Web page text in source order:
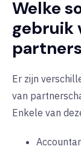
Welke
gebruik
Er zijn
van
Enkele van